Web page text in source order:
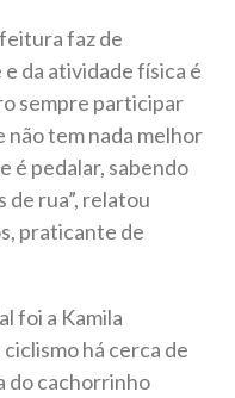
faz de
da atividade física é
sempre participar
não tem nada melhor
é pedalar, sabendo
de rua”, relatou
praticante de
foi a Kamila
há cerca de
do cachorrinho